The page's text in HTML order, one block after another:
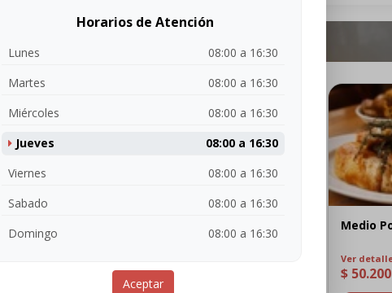
$ 24.700
Medio
Ver
$ 50.200
Horarios de Atención
Lunes
08:00 a 16:30
Martes
08:00 a 16:30
Miércoles
08:00 a 16:30
Jueves
08:00 a 16:30
Viernes
08:00 a 16:30
Sabado
08:00 a 16:30
Domingo
08:00 a 16:30
Aceptar